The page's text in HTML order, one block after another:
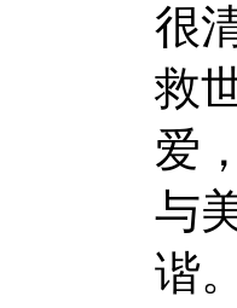
很
救
爱
与
谐